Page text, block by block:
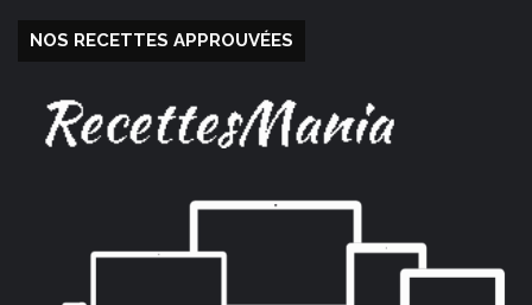
NOS RECETTES APPROUVÉES